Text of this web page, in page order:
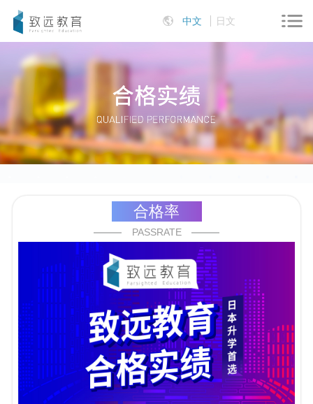
中文 日文
合格率
PASSRATE